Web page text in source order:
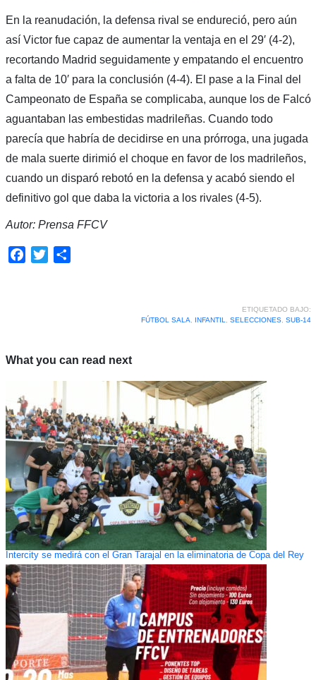
En la reanudación, la defensa rival se endureció, pero aún
así Victor fue capaz de aumentar la ventaja en el 29′ (4-2),
recortando Madrid seguidamente y empatando el encuentro
a falta de 10′ para la conclusión (4-4). El pase a la Final del
Campeonato de España se complicaba, aunque los de Falcó
aguantaban las embestidas madrileñas. Cuando todo
parecía que habría de decidirse en una prórroga, una jugada
de mala suerte dirimió el choque en favor de los madrileños,
cuando un disparó rebotó en la defensa y acabó siendo el
definitivo gol que daba la victoria a los rivales (4-5).
Autor: Prensa FFCV
Facebook
Twitter
ETIQUETADO BAJO:
FÚTBOL SALA
INFANTIL SELECCIONES, SUB-14
What you can read next
Intercity se medirá con el Gran Tarajal en la eliminatoria de Copa del Rey